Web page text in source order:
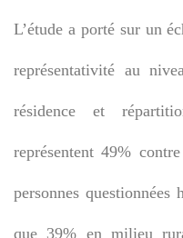
L’étude a porté sur un
représentativité au
résidence et
représentent 49%
personnes
que 39% en milieu